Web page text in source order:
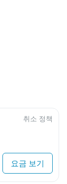
취소 정책
요금 보기